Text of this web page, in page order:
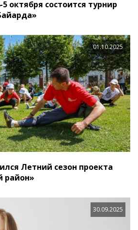
октября состоится турнир
01.10.2025
Летний сезон проекта
район»
30.09.2025